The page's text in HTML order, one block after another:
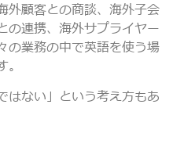
外顧客との商談、海外子会
の連携、海外サプライヤー
の業務の中で英語を使う場
はない」という考え方もあ